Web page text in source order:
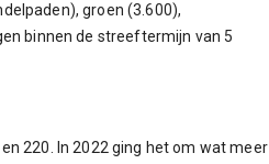
groen (3.600),
binnen de streeftermijn van 5
220. In 2022 ging het om wat meer